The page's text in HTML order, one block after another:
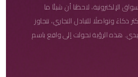
الإلكترونية، لاحظنا أن شيئًا ما
ذكاءً وتواصلًا للتبادل التجاري، تتجاوز
هذه الرؤية تحولت إلى واقع باسم